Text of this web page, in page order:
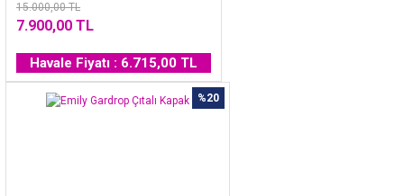
15.000,00 TL
7.900,00 TL
Havale Fiyatı : 6.715,00 TL
%20